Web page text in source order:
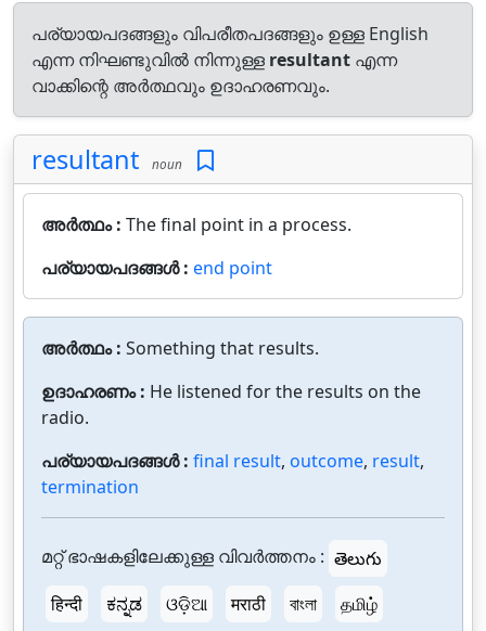
പര്യായപദങ്ങളും വിപരീതപദങ്ങളും ഉള്ള English
എന്ന നിഘണ്ടുവിൽ നിന്നുള്ള resultant എന്ന
വാക്കിന്റെ അർത്ഥവും ഉദാഹരണവും.
resultant noun
അർത്ഥം : The final point in a process.
പര്യായപദങ്ങൾ : end point
അർത്ഥം : Something that results.
ഉദാഹരണം : He listened for the results on the
radio.
പര്യായപദങ്ങൾ : final result, outcome, result,
termination
മറ്റ് ഭാഷകളിലേക്കുള്ള വിവർത്തനം : తెలుగు
हिन्दी
ಕನ್ನಡ ଓଡ଼ିଆ मराठी বাংলা
தமிழ்